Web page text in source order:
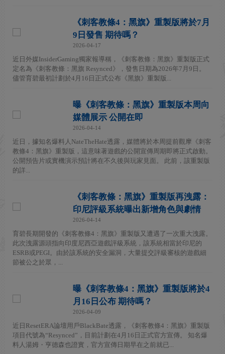
《刺客教條4：黑旗》重製版將於7月
9日發售 期待嗎？
2026-04-17
近日外媒InsiderGaming獨家報導稱，《刺客教條：黑旗》重製版正式
定名為《刺客教條：黑旗 Resynced》，發售日期為2026年7月9日。
儘管育碧最初計劃於4月16日正式公布《黑旗》重製版...
曝《刺客教條：黑旗》重製版本周向
媒體展示 公開在即
2026-04-14
近日，據知名爆料人NateTheHate透露，媒體將於本周提前觀摩《刺客
教條4：黑旗》重製版，這意味著遊戲的公開宣傳周期即將正式啟動。
公開預告片或實機演示預計將在不久後與玩家見面。 此前，該重製版
的詳...
《刺客教條：黑旗》重製版再洩露：
印尼評級系統曝出新增角色與劇情
2026-04-14
育碧長期開發的《刺客教條4：黑旗》重製版又遭遇了一次重大洩露。
此次洩露源頭指向印度尼西亞遊戲評級系統，該系統相當於印尼的
ESRB或PEGI。由於該系統的安全漏洞，大量提交評級審核的遊戲細
節被公之於眾，...
曝《刺客教條4：黑旗》重製版將於4
月16日公布 期待嗎？
2026-04-09
近日ResetERA論壇用戶BlackBate透露，《刺客教條4：黑旗》重製版
項目代號為“Resynced”，目前計劃在4月16日正式官方宣傳。 知名爆
料人湯姆・亨德森也證實，官方宣傳日期早在之前就已...